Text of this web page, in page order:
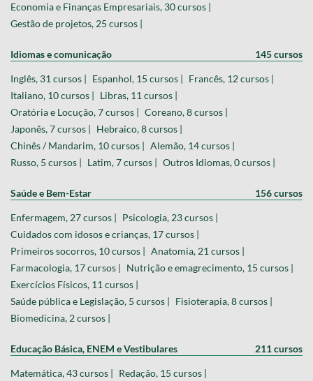
Economia e Finanças Empresariais, 30 cursos |
Gestão de projetos, 25 cursos |
Idiomas e comunicação 145 cursos
Inglês, 31 cursos | Espanhol, 15 cursos |
Francês, 12 cursos |
Italiano, 10 cursos |
Libras, 11 cursos |
Oratória e Locução, 7 cursos |
Coreano, 8 cursos |
Japonês, 7 cursos |
Hebraico, 8 cursos |
Chinês / Mandarim, 10 cursos |
Alemão, 14 cursos |
Russo, 5 cursos |
Latim, 7 cursos | Outros Idiomas, 0 cursos |
Saúde e Bem-Estar 156 cursos
Enfermagem, 27 cursos |
Psicologia, 23 cursos |
Cuidados com idosos e crianças, 17 cursos |
Primeiros socorros, 10 cursos |
Anatomia, 21 cursos |
Farmacologia, 17 cursos |
Nutrição e emagrecimento, 15 cursos |
Exercícios Físicos, 11 cursos |
Saúde pública e Legislação, 5 cursos |
Fisioterapia, 8 cursos |
Biomedicina, 2 cursos |
Educação Básica, ENEM e Vestibulares 211 cursos
Matemática, 43 cursos |
Redação, 15 cursos |